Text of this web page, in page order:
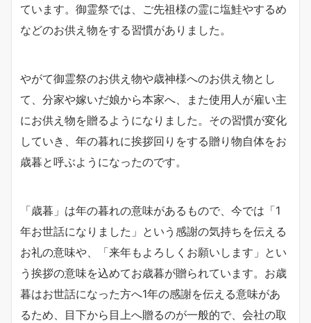
ています。御霊祭では、ご先祖様の霊に塩鮭やするめ
などのお供え物をする習慣がありました。
やがて御霊祭のお供え物や歳神様へのお供え物とし
て、分家や嫁いだ娘から本家へ、また使用人が雇い主
にお供え物を贈るようになりました。その習慣が変化
していき、年の暮れに挨拶回りをする贈り物自体をお
歳暮と呼ぶようになったのです。
「歳暮」は年の暮れの意味があるもので、今では「1
年お世話になりました」という感謝の気持ちを伝える
お礼の意味や、「来年もよろしくお願いします」とい
う挨拶の意味を込めてお歳暮が贈られています。お歳
暮はお世話になった方へ1年の感謝を伝える意味があ
るため、目下から目上へ贈るのが一般的で、会社の取